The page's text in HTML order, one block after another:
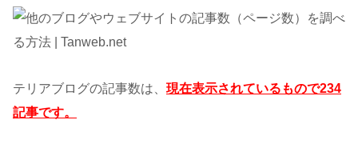
テリアブログの記事数は、 現在表示されているもので234
記事です。